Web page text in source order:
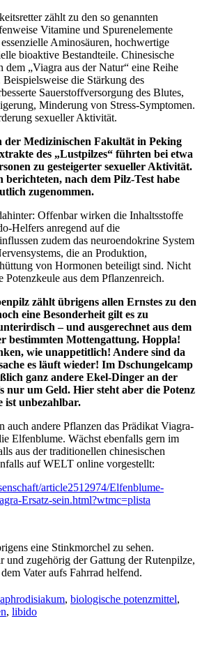
zählt zu den so genannten
Vitamine und Spurenelemente
Aminosäuren, hochwertige
bioaktive Bestandteile. Chinesische
dem „Viagra aus der Natur“ eine Reihe
die Stärkung des
Sauerstoffversorgung des Blutes,
Minderung von Stress-Symptomen.
sexueller Aktivität.
der Medizinischen Fakultät in Peking
des „Lustpilzes“ führten bei etwa
zu gesteigerter sexueller Aktivität.
berichteten, nach dem Pilz-Test habe
zugenommen.
Offenbar wirken die Inhaltsstoffe
Helfers anregend auf die
zudem das neuroendokrine System
die an Produktion,
von Hormonen beteiligt sind. Nicht
Potenzkeule aus dem Pflanzenreich.
zählt übrigens allen Ernstes zu den
eine Besonderheit gilt es zu
– und ausgerechnet aus dem
bestimmten Mottengattung. Hoppla!
wie unappetitlich! Andere sind da
es läuft wieder! Im Dschungelcamp
ganz andere Ekel-Dinger an der
nur um Geld. Hier steht aber die Potenz
ist unbezahlbar.
auch andere Pflanzen das Prädikat Viagra-
Elfenblume. Wächst ebenfalls gern im
aus der traditionellen chinesischen
auf WELT online vorgestellt:
article2512974/Elfenblume-
Ersatz-sein.html?wtmc=plista
eine Stinkmorchel zu sehen.
und zugehörig der Gattung der Rutenpilze,
Vater aufs Fahrrad helfend.
aphrodisiakum, biologische potenzmittel,
, libido